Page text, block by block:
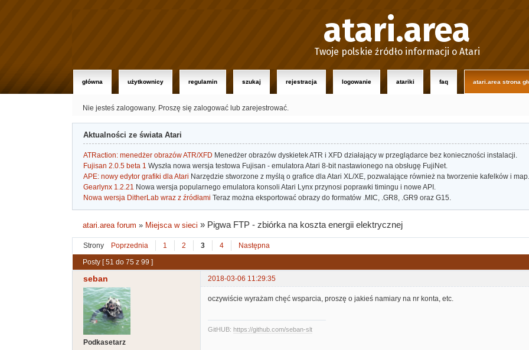
atari.area
Twoje polskie źródło informacji o Atari
główna użytkownicy regulamin szukaj rejestracja logowanie atariki faq atari.area strona
Nie jesteś zalogowany. Proszę się zalogować lub zarejestrować.
Aktualności ze świata Atari
ATRaction: menedżer obrazów ATR/XFD Menedżer obrazów dyskietek ATR i XFD działający w przeglądarce bez konieczności instalacji.
Fujisan 2.0.5 beta 1 Wyszła nowa wersja testowa Fujisan - emulatora Atari 8-bit nastawionego na obsługę FujiNet.
APE: nowy edytor grafiki dla Atari Narzędzie stworzone z myślą o grafice dla Atari XL/XE, pozwalające również na tworzenie kafelków i map.
Gearlynx 1.2.21 Nowa wersja popularnego emulatora konsoli Atari Lynx przynosi poprawki timingu i nowe API.
Nowa wersja DitherLab wraz z źródłami Teraz można eksportować obrazy do formatów .MIC, .GR8, .GR9 oraz G15.
atari.area forum » Miejsca w sieci » Pigwa FTP - zbiórka na koszta energii elektrycznej
Strony Poprzednia 1 2 3 4 Następna
Posty [ 51 do 75 z 99 ]
seban 2018-03-06 11:29:35
Podkasetarz
oczywiście wyrażam chęć wsparcia, proszę o jakieś namiary na nr konta, etc.
GitHUB: https://github.com/seban-slt